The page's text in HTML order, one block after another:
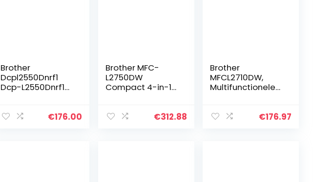
Brother
Dcpl2550Dnrf1
Dcp-L2550Dnrf1
Witlaserprinter
€176.00
Brother MFC-
L2750DW
Compact 4-in-1
apparaat (34
€312.88
Brother
MFCL2710DW,
Multifunctionele
€176.97